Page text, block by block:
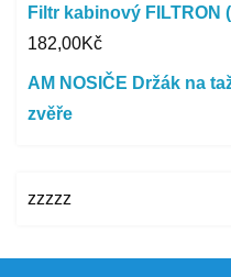
Filtr kabinový FILTRON
182,00Kč
AM NOSIČE Držák na
zvěře
zzzzz